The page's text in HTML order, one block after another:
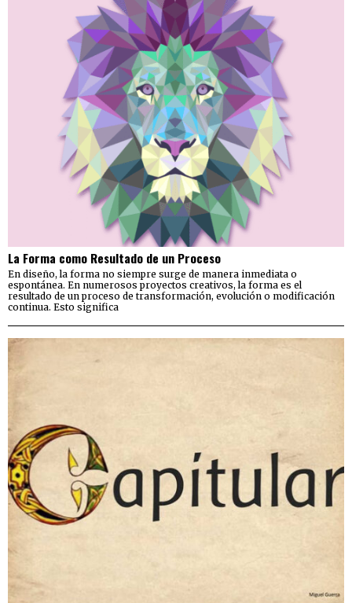
La Forma como Resultado de un Proceso
En diseño, la forma no siempre surge de manera inmediata o
espontánea. En numerosos proyectos creativos, la forma es el
resultado de un proceso de transformación, evolución o modificación
continua. Esto significa